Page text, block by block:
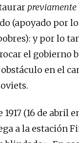
previamente
(apoyado por
y por lo
el gobierno
en el
1917 (16 de abril
a la estación